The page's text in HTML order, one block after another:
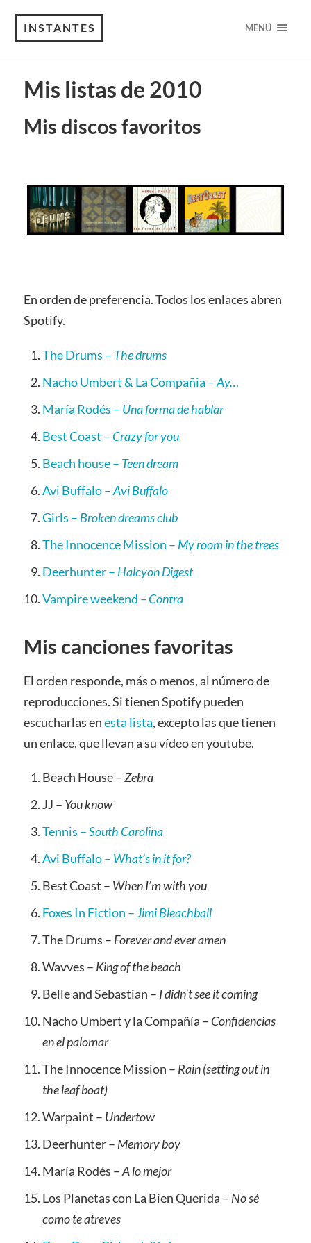
INSTANTES MENÚ
Mis listas de 2010
Mis discos favoritos
En orden de preferencia. Todos los enlaces abren
Spotify.
The Drums – The drums
Nacho Umbert & La Compañia –Ay…
María Rodés – Una forma de hablar
Best Coast – Crazy for you
Beach house – Teen dream
Avi Buffalo –Avi Buffalo
Girls – Broken dreams club
The Innocence Mission – My room in the trees
Deerhunter – Halcyon Digest
Vampire weekend – Contra
Mis canciones favoritas
El orden responde, más o menos, al número de
reproducciones. Si tienen Spotify pueden
escucharlas enesta lista, excepto las que tienen
un enlace, que llevan a su vídeo en youtube.
Beach House –Zebra
JJ – You know
Tennis –South Carolina
Avi Buffalo – What’s in it for?
Best Coast – When I’m with you
Foxes In Fiction –Jimi Bleachball
The Drums – Forever and ever amen
Wavves – King of the beach
Belle and Sebastian – I didn’t see it coming
Nacho Umbert y la Compañía – Confidencias
en el palomar
The Innocence Mission – Rain (setting out in
the leaf boat)
Warpaint – Undertow
Deerhunter – Memory boy
María Rodés –A lo mejor
Los Planetas con La Bien Querida – No sé
como te atreves